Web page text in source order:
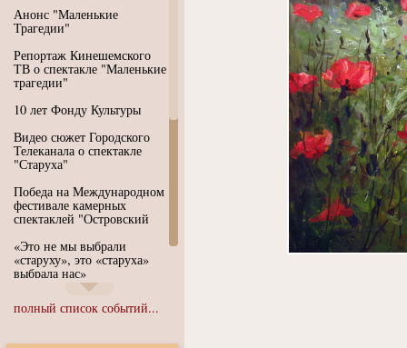
Анонс "Маленькие
Трагедии"
Репортаж Кинешемского
ТВ о спектакле "Маленькие
трагедии"
10 лет Фонду Культуры
Видео сюжет Городского
Телеканала о спектакле
"Старуха"
Победа на Международном
фестивале камерных
спектаклей "Островский
«Это не мы выбрали
«старуху», это «старуха»
выбрала нас»
Иммерсивный спектакль
"Язык чистого полета
полный список событий...